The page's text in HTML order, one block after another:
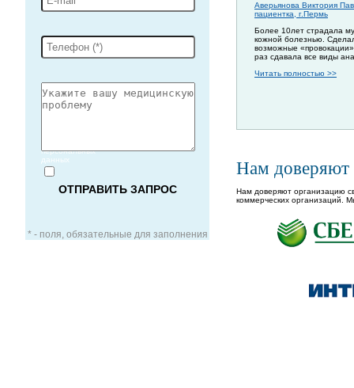
персональных
данных
* - поля, обязательные для заполнения
Аверьянова Виктория
пациентка, г.Пермь
Более 10лет страдала
кожной болезнью.
возможные
раз сдавала все виды
Читать полностью >>
Нам доверяют
Нам доверяют организацию
коммерческих организаций.